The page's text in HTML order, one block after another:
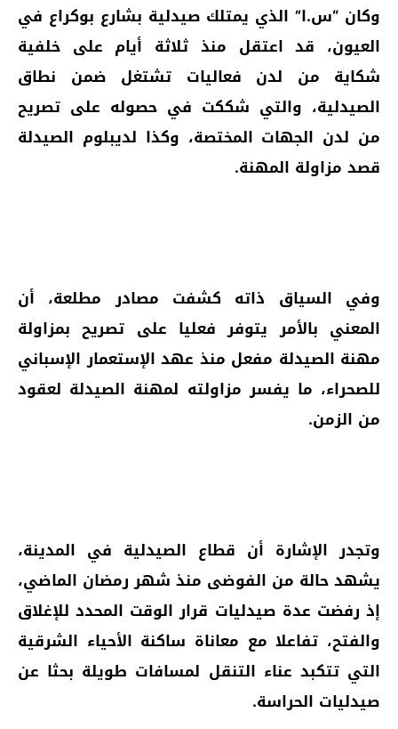
وكان “س.ا” الذي يمتلك صيدلية بشارع بوكراع في
العيون، قد اعتقل منذ ثلاثة أيام على خلفية
شكاية من لدن فعاليات تشتغل ضمن نطاق
الصيدلية، والتي شككت في حصوله على تصريح
من لدن الجهات المختصة، وكذا لديبلوم الصيدلة
قصد مزاولة المهنة.
وفي السياق ذاته كشفت مصادر مطلعة، أن
المعني بالأمر يتوفر فعليا على تصريح بمزاولة
مهنة الصيدلة مفعل منذ عهد الإستعمار الإسباني
للصحراء، ما يفسر مزاولته لمهنة الصيدلة لعقود
من الزمن.
وتجدر الإشارة أن قطاع الصيدلية في المدينة،
يشهد حالة من الفوضى منذ شهر رمضان الماضي،
إذ رفضت عدة صيدليات قرار الوقت المحدد للإغلاق
والفتح، تفاعلا مع معاناة ساكنة الأحياء الشرقية
التي تتكبد عناء التنقل لمسافات طويلة بحثا عن
صيدليات الحراسة.